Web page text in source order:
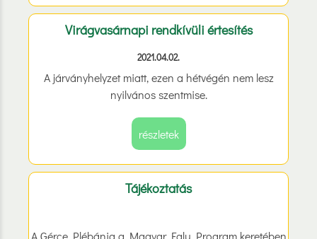
Virágvasárnapi rendkívüli értesítés
2021.04.02.
A járványhelyzet miatt, ezen a hétvégén nem lesz
nyilvános szentmise.
részletek
Tájékoztatás
A Gérce Plébánia a Magyar Falu Program keretében